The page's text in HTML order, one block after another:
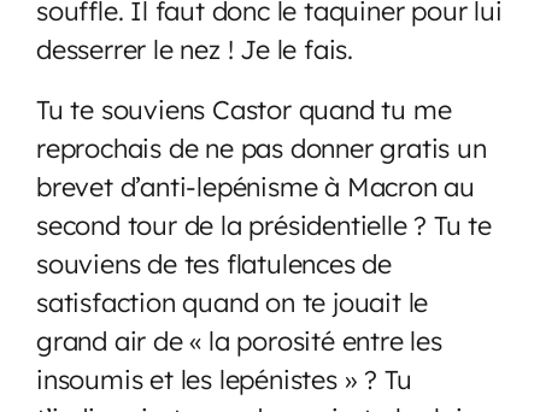
souffle. Il faut donc le taquiner pour lui
desserrer le nez ! Je le fais.
Tu te souviens Castor quand tu me
reprochais de ne pas donner gratis un
brevet d’anti-lepénisme à Macron au
second tour de la présidentielle ? Tu te
souviens de tes flatulences de
satisfaction quand on te jouait le
grand air de « la porosité entre les
insoumis et les lepénistes » ? Tu